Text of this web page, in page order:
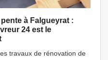
à Falgueyrat :
24 est le
travaux de rénovation de